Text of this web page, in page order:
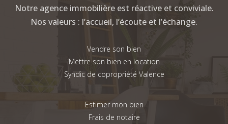
Notre agence immobilière est réactive et conviviale.
Nos valeurs : l’accueil, l’écoute et l’échange.
Vendre son bien
Mettre son bien en location
Syndic de copropriété Valence
Estimer mon bien
Frais de notaire